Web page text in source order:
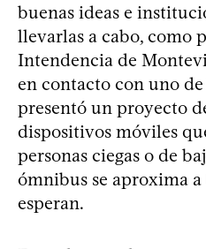
buenas ideas e
llevarlas a cabo, como
Intendencia de
en contacto con uno
presentó un proyecto
dispositivos móviles
personas ciegas o de
ómnibus se aproxima
esperan.